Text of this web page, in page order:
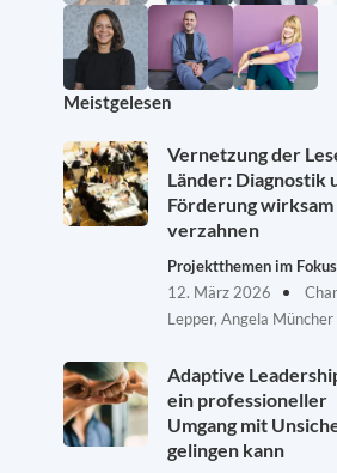
Meistgelesen
Vernetzung der
Länder: Diagnostik
Förderung wirksam
verzahnen
Projektthemen im Fokus
12. März 2026
Lepper, Angela Müncher
Adaptive
ein professioneller
Umgang mit
gelingen kann